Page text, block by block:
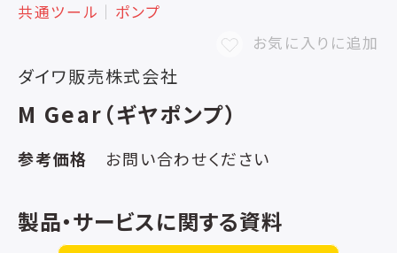
共通ツール │ ポンプ
お気に入りに追加
ダイワ販売株式会社
M Gear（ギヤポンプ）
参考価格 お問い合わせください
製品・サービスに関する資料